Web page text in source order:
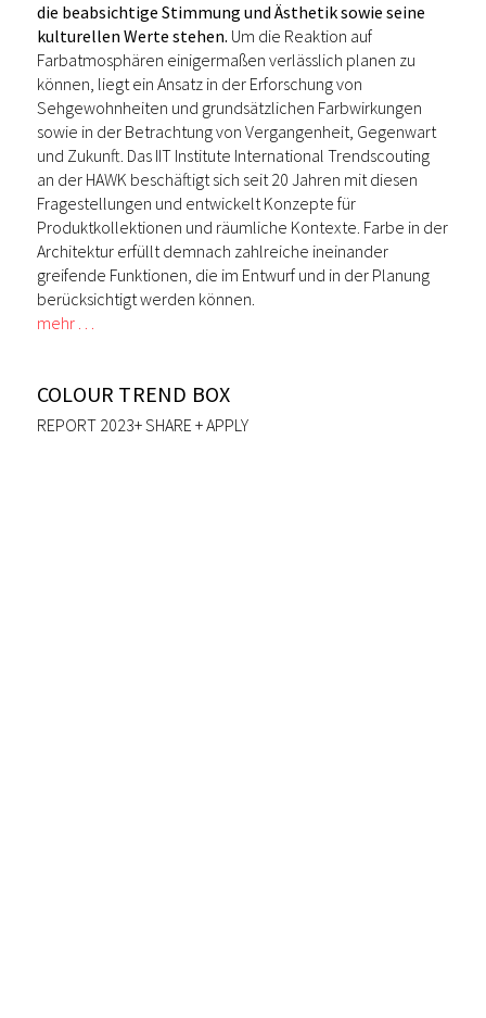
die beabsichtige Stimmung und Ästhetik sowie seine
kulturellen Werte stehen. Um die Reaktion auf
Farbatmosphären einigermaßen verlässlich planen zu
können, liegt ein Ansatz in der Erforschung von
Sehgewohnheiten und grundsätzlichen Farbwirkungen
sowie in der Betrachtung von Vergangenheit, Gegenwart
und Zukunft. Das IIT Institute International Trendscouting
an der HAWK beschäftigt sich seit 20 Jahren mit diesen
Fragestellungen und entwickelt Konzepte für
Produktkollektionen und räumliche Kontexte. Farbe in der
Architektur erfüllt demnach zahlreiche ineinander
greifende Funktionen, die im Entwurf und in der Planung
berücksichtigt werden können.
mehr …
COLOUR TREND BOX
REPORT 2023+ SHARE + APPLY